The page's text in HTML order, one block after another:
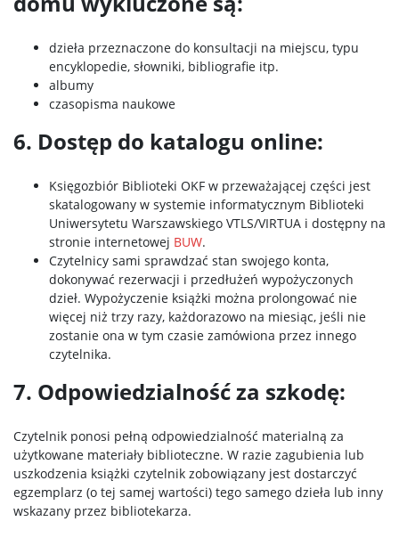
dzieła przeznaczone do konsultacji na miejscu, typu
encyklopedie, słowniki, bibliografie itp.
albumy
czasopisma naukowe
6. Dostęp do katalogu online:
Księgozbiór Biblioteki OKF w przeważającej części jest
skatalogowany w systemie informatycznym Biblioteki
Uniwersytetu Warszawskiego VTLS/VIRTUA i dostępny na
stronie internetowej BUW.
Czytelnicy sami sprawdzać stan swojego konta,
dokonywać rezerwacji i przedłużeń wypożyczonych
dzieł. Wypożyczenie książki można prolongować nie
więcej niż trzy razy, każdorazowo na miesiąc, jeśli nie
zostanie ona w tym czasie zamówiona przez innego
czytelnika.
7. Odpowiedzialność za szkodę:
Czytelnik ponosi pełną odpowiedzialność materialną za
użytkowane materiały biblioteczne. W razie zagubienia lub
uszkodzenia książki czytelnik zobowiązany jest dostarczyć
egzemplarz (o tej samej wartości) tego samego dzieła lub inny
wskazany przez bibliotekarza.